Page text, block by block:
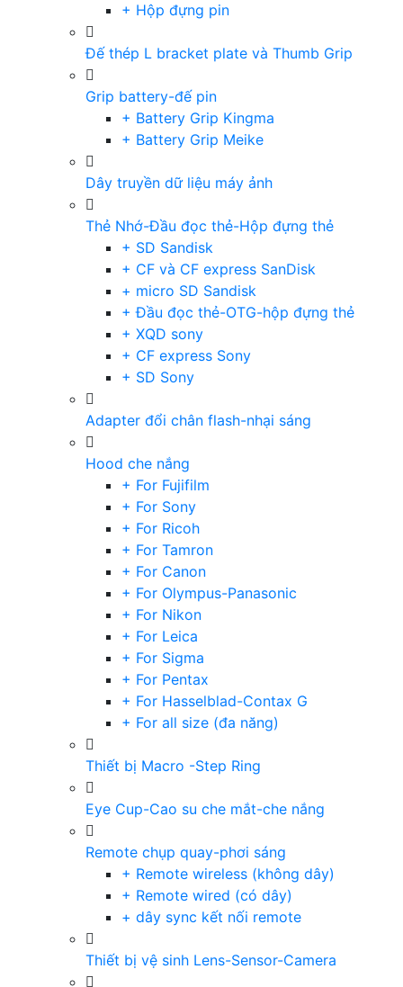
+ Hộp đựng pin
Đế thép L bracket plate và Thumb Grip
Grip battery-đế pin
+ Battery Grip Kingma
+ Battery Grip Meike
Dây truyền dữ liệu máy ảnh
Thẻ Nhớ-Đầu đọc thẻ-Hộp đựng thẻ
+ SD Sandisk
+ CF và CF express SanDisk
+ micro SD Sandisk
+ Đầu đọc thẻ-OTG-hộp đựng thẻ
+ XQD sony
+ CF express Sony
+ SD Sony
Adapter đổi chân flash-nhại sáng
Hood che nắng
+ For Fujifilm
+ For Sony
+ For Ricoh
+ For Tamron
+ For Canon
+ For Olympus-Panasonic
+ For Nikon
+ For Leica
+ For Sigma
+ For Pentax
+ For Hasselblad-Contax G
+ For all size (đa năng)
Thiết bị Macro -Step Ring
Eye Cup-Cao su che mắt-che nắng
Remote chụp quay-phơi sáng
+ Remote wireless (không dây)
+ Remote wired (có dây)
+ dây sync kết nối remote
Thiết bị vệ sinh Lens-Sensor-Camera